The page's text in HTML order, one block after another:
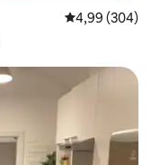
prosječna
4,99 (304)